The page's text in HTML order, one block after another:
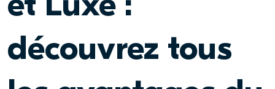
découvrez tous